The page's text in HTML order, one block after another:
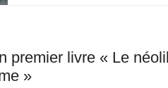
premier livre « Le
»